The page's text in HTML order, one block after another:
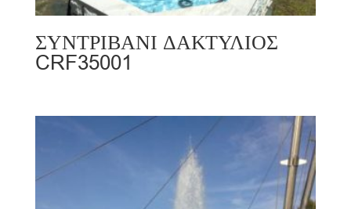
ΣΥΝΤΡΙΒΑΝΙ ΔΑΚΤΥΛΙΟΣ
CRF35001